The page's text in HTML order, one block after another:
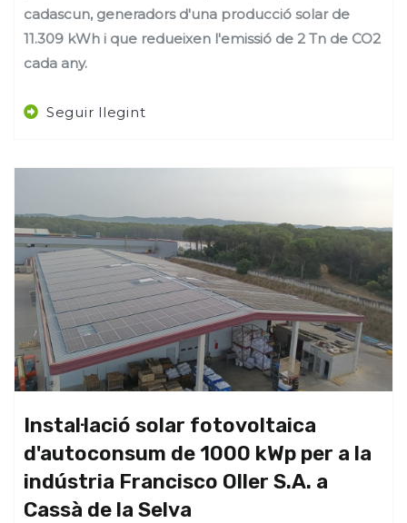
cadascun, generadors d'una producció solar de
11.309 kWh i que redueixen l'emissió de 2 Tn de CO2
cada any.
Seguir llegint
Instal·lació solar fotovoltaica
d'autoconsum de 1000 kWp per a la
indústria Francisco Oller S.A. a
Cassà de la Selva